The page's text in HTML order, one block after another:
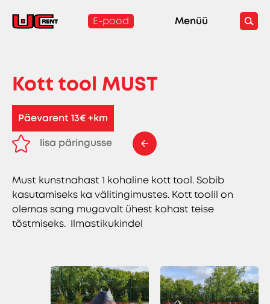
E-pood Menüü
Kott tool MUST
Päevarent 13€ +km
lisa päringusse
Must kunstnahast 1 kohaline kott tool. Sobib
kasutamiseks ka välitingimustes. Kott toolil on
olemas sang mugavalt ühest kohast teise
tõstmiseks. Ilmastikukindel